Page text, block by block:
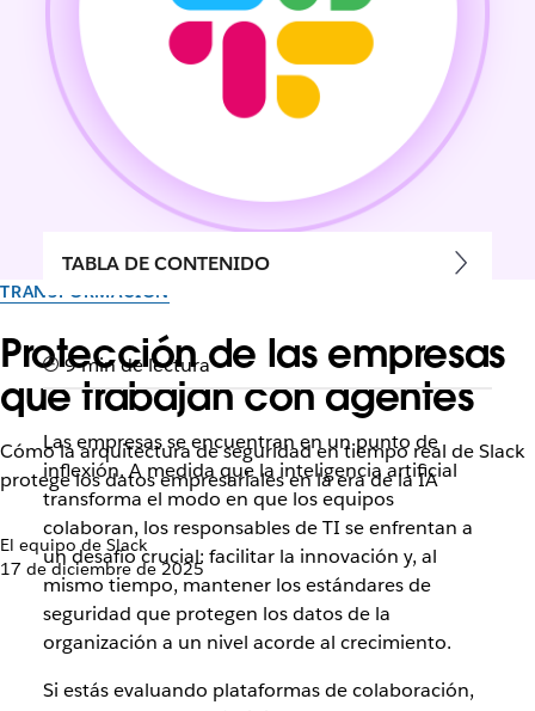
TRANSFORMACIÓN
Protección de las empresas
que trabajan con agentes
Cómo la arquitectura de seguridad en tiempo real de Slack
protege los datos empresariales en la era de la IA
El equipo de Slack
17 de diciembre de 2025
TABLA DE CONTENIDO
9 min de lectura
Las empresas se encuentran en un punto de
inflexión. A medida que la inteligencia artificial
transforma el modo en que los equipos
colaboran, los responsables de TI se enfrentan a
un desafío crucial: facilitar la innovación y, al
mismo tiempo, mantener los estándares de
seguridad que protegen los datos de la
organización a un nivel acorde al crecimiento.
Si estás evaluando plataformas de colaboración,